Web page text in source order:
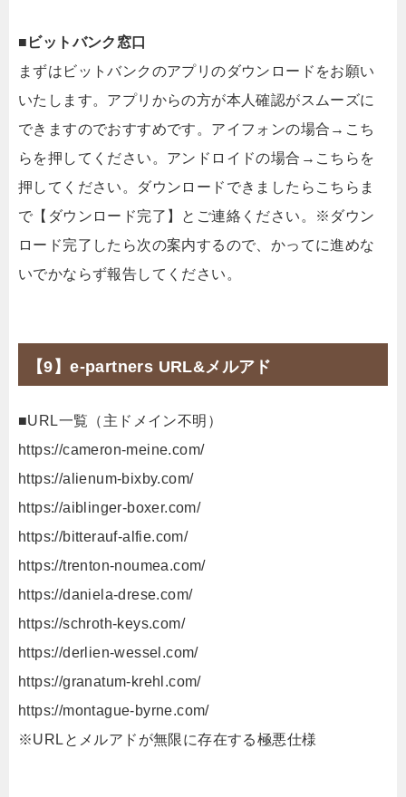
■ビットバンク窓口
まずはビットバンクのアプリのダウンロードをお願い
いたします。アプリからの方が本人確認がスムーズに
できますのでおすすめです。アイフォンの場合→こち
らを押してください。アンドロイドの場合→こちらを
押してください。ダウンロードできましたらこちらま
で【ダウンロード完了】とご連絡ください。※ダウン
ロード完了したら次の案内するので、かってに進めな
いでかならず報告してください。
【9】e-partners URL&メルアド
■URL一覧（主ドメイン不明）
https://cameron-meine.com/
https://alienum-bixby.com/
https://aiblinger-boxer.com/
https://bitterauf-alfie.com/
https://trenton-noumea.com/
https://daniela-drese.com/
https://schroth-keys.com/
https://derlien-wessel.com/
https://granatum-krehl.com/
https://montague-byrne.com/
※URLとメルアドが無限に存在する極悪仕様